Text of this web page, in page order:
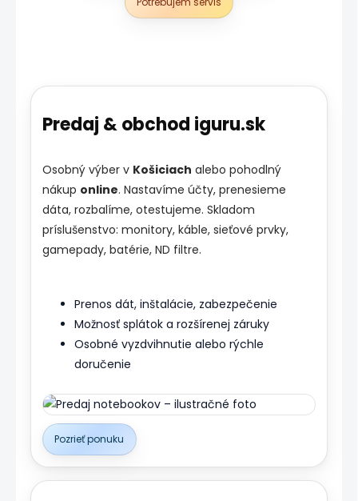
Predaj & obchod iguru.sk
Osobný výber v Košiciach alebo pohodlný
nákup online. Nastavíme účty, prenesieme
dáta, rozbalíme, otestujeme. Skladom
príslušenstvo: monitory, káble, sieťové prvky,
gamepady, batérie, ND filtre.
Prenos dát, inštalácie, zabezpečenie
Možnosť splátok a rozšírenej záruky
Osobné vyzdvihnutie alebo rýchle
doručenie
Pozrieť ponuku